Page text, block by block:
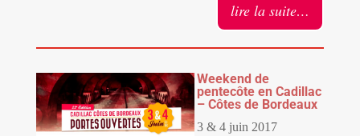
lire la suite…
Weekend de
pentecôte en Cadillac
– Côtes de Bordeaux
3 & 4 juin 2017